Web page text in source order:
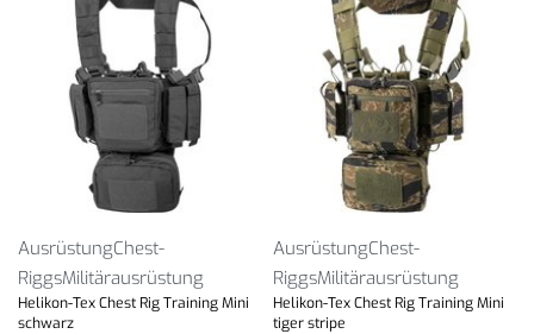
AusrüstungChest-
RiggsMilitärausrüstung
Helikon-Tex Chest Rig Training Mini
schwarz
AusrüstungChest-
RiggsMilitärausrüstung
Helikon-Tex Chest Rig Training Mini
tiger stripe